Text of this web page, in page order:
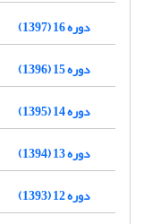
دوره 16 (1397)
دوره 15 (1396)
دوره 14 (1395)
دوره 13 (1394)
دوره 12 (1393)